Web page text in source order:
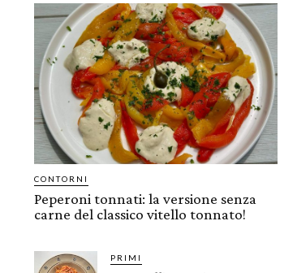
CONTORNI
Peperoni tonnati: la versione senza
carne del classico vitello tonnato!
PRIMI